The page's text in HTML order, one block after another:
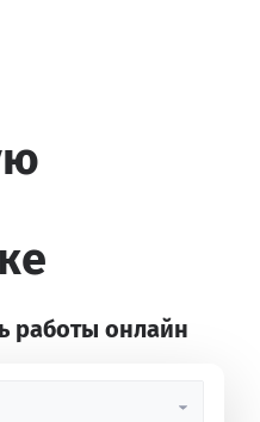
работы онлайн